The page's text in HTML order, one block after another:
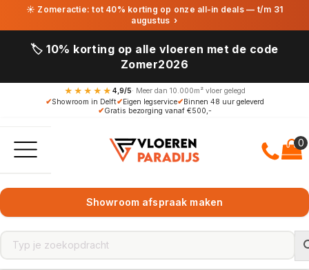
☀ Zomeractie: tot 40% korting op onze all-in deals — t/m 31
augustus ›
🏷️ 10% korting op alle vloeren met de code
Zomer2026
★★★★★ 4,9/5· Meer dan 10.000m² vloer gelegd
✔Showroom in Delft✔Eigen legservice✔Binnen 48 uur geleverd
✔Gratis bezorging vanaf €500,-
Showroom afspraak maken